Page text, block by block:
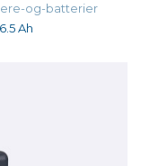
og-batterier
Ah